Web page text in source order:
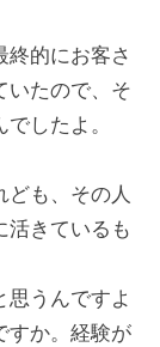
終的にお客さ
いたので、そ
したよ。
ども、その人
活きているも
うんですよ
すか。経験が